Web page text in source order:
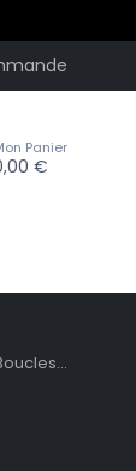
Panier
€